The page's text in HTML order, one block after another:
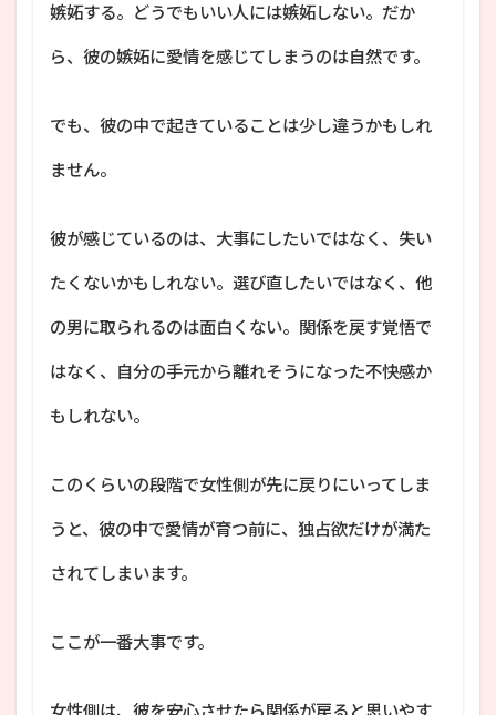
嫉妬する。どうでもいい人には嫉妬しない。だか
ら、彼の嫉妬に愛情を感じてしまうのは自然です。
でも、彼の中で起きていることは少し違うかもしれ
ません。
彼が感じているのは、大事にしたいではなく、失い
たくないかもしれない。選び直したいではなく、他
の男に取られるのは面白くない。関係を戻す覚悟で
はなく、自分の手元から離れそうになった不快感か
もしれない。
このくらいの段階で女性側が先に戻りにいってしま
うと、彼の中で愛情が育つ前に、独占欲だけが満た
されてしまいます。
ここが一番大事です。
女性側は、彼を安心させたら関係が戻ると思いやす